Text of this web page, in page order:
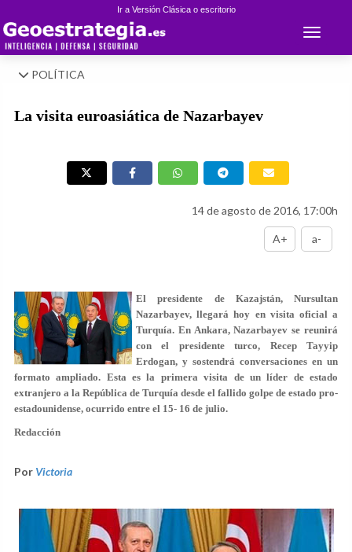
Ir a Versión Clásica o escritorio
Toggle
POLÍTICA
La visita euroasiática de Nazarbayev
14 de agosto de 2016, 17:00h
A+ a-
El presidente de Kazajstán, Nursultan
Nazarbayev, llegará hoy en visita oficial a
Turquía. En Ankara, Nazarbayev se reunirá
con el presidente turco, Recep Tayyip
Erdogan, y sostendrá conversaciones en un
formato ampliado. Esta es la primera visita de un líder de estado
extranjero a la República de Turquía desde el fallido golpe de estado pro-
estadounidense, ocurrido entre el 15- 16 de julio.
Redacción
Por Victoria